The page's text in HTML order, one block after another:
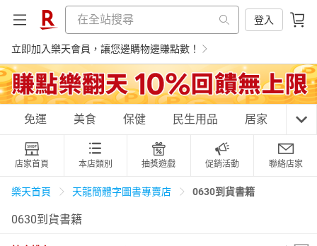
登入
立即加入樂天會員，讓您邊購物邊賺點數！
購物網分類
天天免運 美食蛋糕 養生保健 民生用品
免運 美食 保健 民生用品 居家 3C
店家首頁 本店類別 抽獎遊戲 促銷活動 聯絡店家
樂天首頁 天龍簡體字圖書專賣店 0630到貨書籍
0630到貨書籍